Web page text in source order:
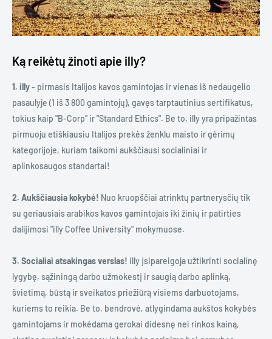
Ką reikėtų žinoti apie illy?
1. illy- pirmasis Italijos kavos gamintojas ir vienas iš nedaugelio
pasaulyje (1 iš 3 800 gamintojų), gavęs tarptautinius sertifikatus,
tokius kaip "B-Corp" ir "Standard Ethics". Be to, illy yra pripažintas
pirmuoju etiškiausiu Italijos prekės ženklu maisto ir gėrimų
kategorijoje, kuriam taikomi aukščiausi socialiniai ir
aplinkosaugos standartai!
2. Aukščiausia kokybė! Nuo kruopščiai atrinktų partnerysčių tik
su geriausiais arabikos kavos gamintojais iki žinių ir patirties
dalijimosi "illy Coffee University" mokymuose.
3. Socialiai atsakingas verslas! illy įsipareigoja užtikrinti socialinę
lygybę, sąžiningą darbo užmokestį ir saugią darbo aplinką,
švietimą, būstą ir sveikatos priežiūrą visiems darbuotojams,
kuriems to reikia. Be to, bendrovė, atlygindama aukštos kokybės
gamintojams ir mokėdama gerokai didesnę nei rinkos kainą,